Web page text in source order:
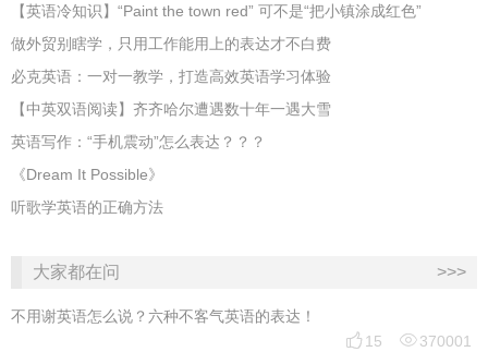
​【英语冷知识】“Paint the town red” 可不是“把小镇涂成红色”
做外贸别瞎学，只用工作能用上的表达才不白费
必克英语：一对一教学，打造高效英语学习体验
【中英双语阅读】齐齐哈尔遭遇数十年一遇大雪
英语写作：“手机震动”怎么表达？？？
《Dream It Possible》
听歌学英语的正确方法
大家都在问 >>>
不用谢英语怎么说？六种不客气英语的表达！
 15 370001